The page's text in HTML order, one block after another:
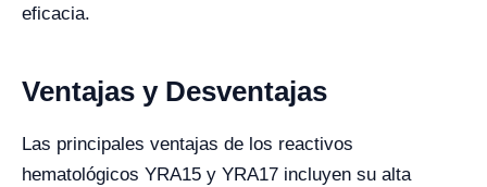
eficacia.
Ventajas y Desventajas
Las principales ventajas de los reactivos
hematológicos YRA15 y YRA17 incluyen su alta